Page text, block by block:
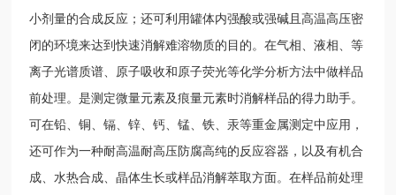
小剂量的合成反应；还可利用罐体内强酸或强碱且高温高压密
闭的环境来达到快速消解难溶物质的目的。在气相、液相、等
离子光谱质谱、原子吸收和原子荧光等化学分析方法中做样品
前处理。是测定微量元素及痕量元素时消解样品的得力助手。
可在铅、铜、镉、锌、钙、锰、铁、汞等重金属测定中应用，
还可作为一种耐高温耐高压防腐高纯的反应容器，以及有机合
成、水热合成、晶体生长或样品消解萃取方面。在样品前处理